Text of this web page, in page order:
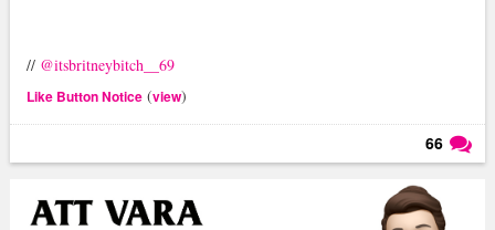
// @itsbritneybitch__69
Like Button Notice(view)
66